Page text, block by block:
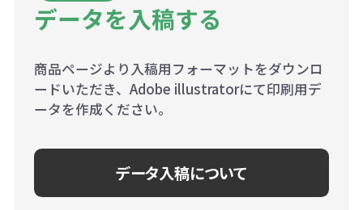
データを入稿する
商品ページより入稿用フォーマットをダウンロ
ードいただき、Adobe illustratorにて印刷用デ
ータを作成ください。
データ入稿について